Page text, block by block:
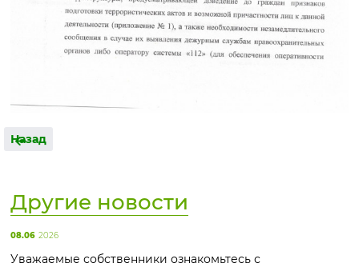
Назад
Другие новости
08.06 2026
Уважаемые собственники ознакомьтесь с